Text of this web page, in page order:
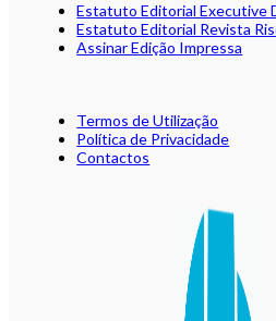
Estatuto Editorial Executive
Estatuto Editorial Revista
Assinar Edição Impressa
Termos de Utilização
Política de Privacidade
Contactos